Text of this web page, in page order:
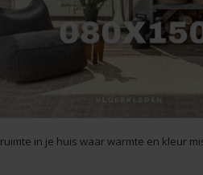
in je huis waar warmte en kleur